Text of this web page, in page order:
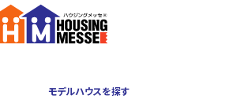
モデルハウスを探す